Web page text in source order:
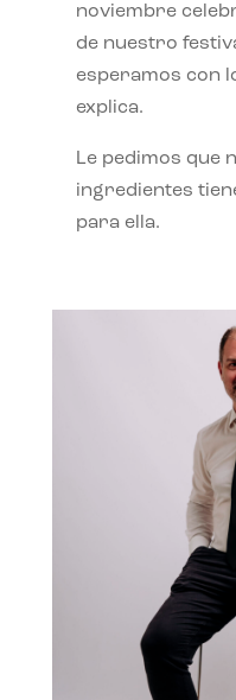
noviembre
de nuestro
esperamos con
explica.
Le pedimos que
ingredientes
para ella.